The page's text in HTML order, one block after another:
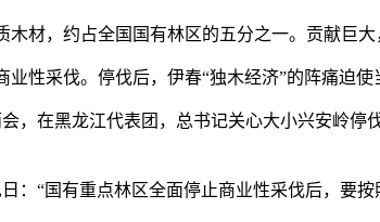
，约占全国国有林区的五分之一。贡献巨大
采伐。停伐后，伊春“独木经济”的阵痛迫使
在黑龙江代表团，总书记关心大小兴安岭停
“国有重点林区全面停止商业性采伐后，要